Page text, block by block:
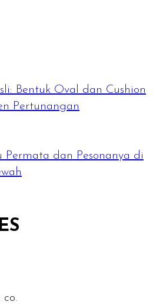
Bentuk Oval dan Cushion
Pertunangan
Permata dan Pesonanya di
co.